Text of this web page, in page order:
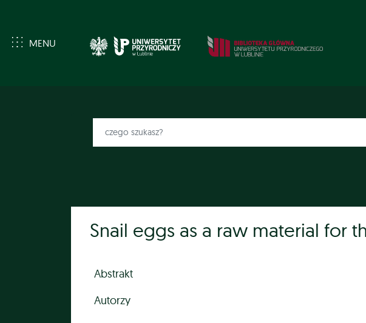
MENU
Snail eggs as a raw material for
Abstrakt
Autorzy